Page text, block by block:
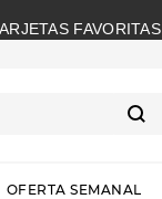
FAVORITAS
OFERTA SEMANAL